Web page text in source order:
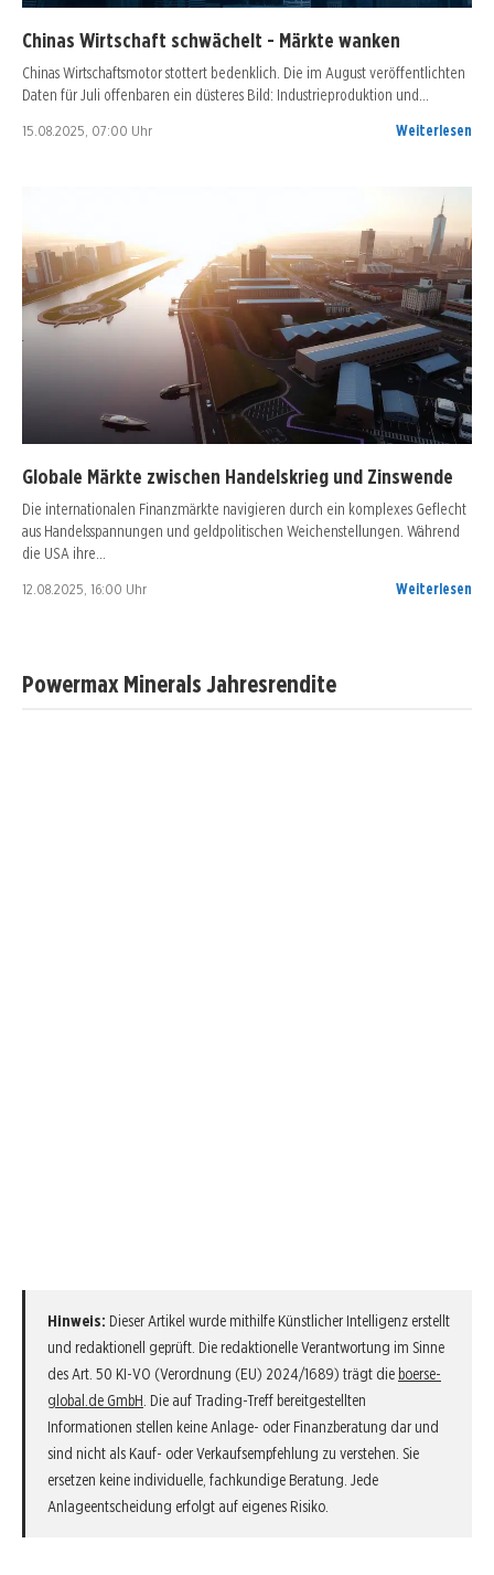
Chinas Wirtschaft schwächelt - Märkte wanken
Chinas Wirtschaftsmotor stottert bedenklich. Die im August veröffentlichten
Daten für Juli offenbaren ein düsteres Bild: Industrieproduktion und…
15.08.2025, 07:00 Uhr Weiterlesen
Globale Märkte zwischen Handelskrieg und Zinswende
Die internationalen Finanzmärkte navigieren durch ein komplexes Geflecht
aus Handelsspannungen und geldpolitischen Weichenstellungen. Während
die USA ihre…
12.08.2025, 16:00 Uhr Weiterlesen
Powermax Minerals Jahresrendite
Hinweis: Dieser Artikel wurde mithilfe Künstlicher Intelligenz erstellt
und redaktionell geprüft. Die redaktionelle Verantwortung im Sinne
des Art. 50 KI-VO (Verordnung (EU) 2024/1689) trägt die boerse-
global.de GmbH. Die auf Trading-Treff bereitgestellten
Informationen stellen keine Anlage- oder Finanzberatung dar und
sind nicht als Kauf- oder Verkaufsempfehlung zu verstehen. Sie
ersetzen keine individuelle, fachkundige Beratung. Jede
Anlageentscheidung erfolgt auf eigenes Risiko.